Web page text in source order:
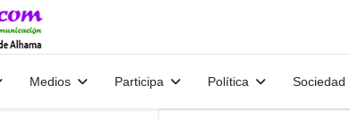
Medios Participa Política Sociedad